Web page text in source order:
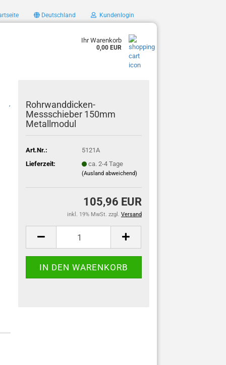
Deutschland Kundenlogin
Ihr Warenkorb
0,00 EUR
,
Rohrwanddicken-
Messschieber 150mm
Metallmodul
Art.Nr.:
5121A
Lieferzeit:
ca. 2-4 Tage
(Ausland abweichend)
105,96 EUR
inkl. 19% MwSt. zzgl. Versand